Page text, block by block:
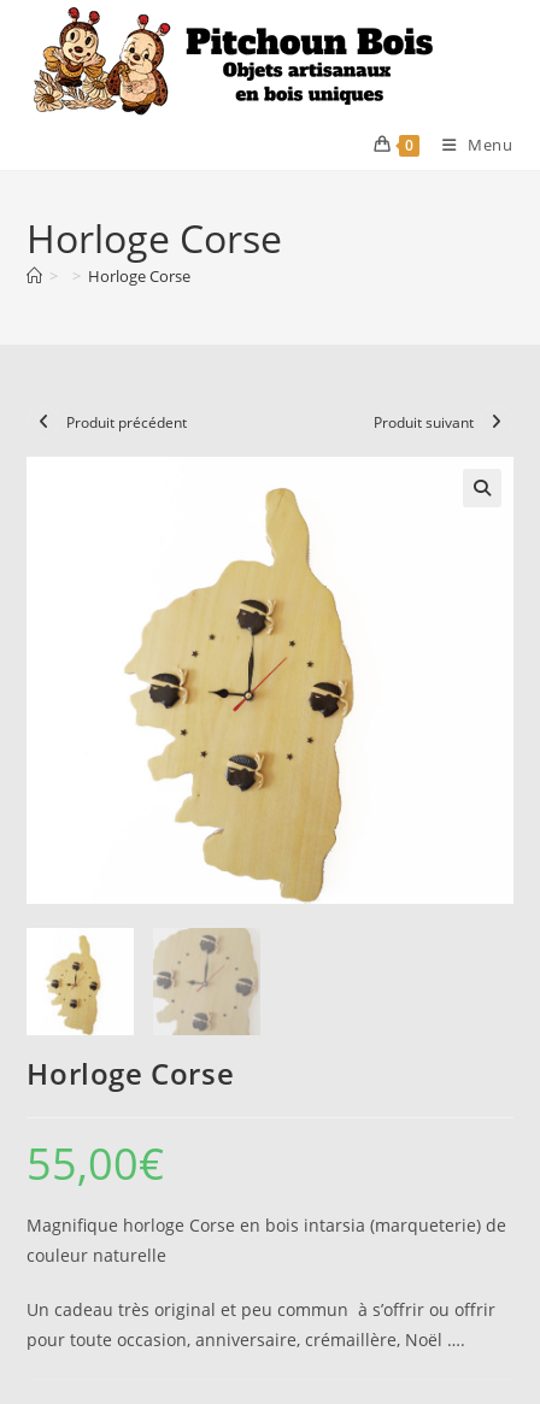
content
0 Menu
Horloge Corse
> > Horloge Corse
Produit précédent Produit suivant
Horloge Corse
55,00€
Magnifique horloge Corse en bois intarsia (marqueterie) de
couleur naturelle
Un cadeau très original et peu commun à s’offrir ou offrir
pour toute occasion, anniversaire, crémaillère, Noël ….